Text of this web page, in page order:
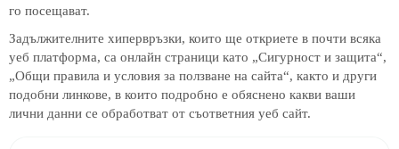
го посещават.
Задължителните хипервръзки, които ще откриете в почти всяка
уеб платформа, са онлайн страници като „Сигурност и защита“,
„Общи правила и условия за ползване на сайта“, както и други
подобни линкове, в които подробно е обяснено какви ваши
лични данни се обработват от съответния уеб сайт.